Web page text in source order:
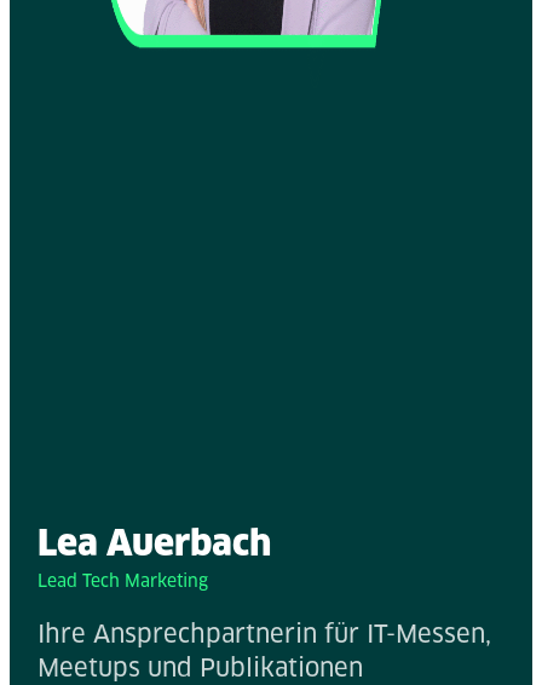
Lea Auerbach
Lead Tech Marketing
Ihre Ansprechpartnerin für IT-Messen,
Meetups und Publikationen